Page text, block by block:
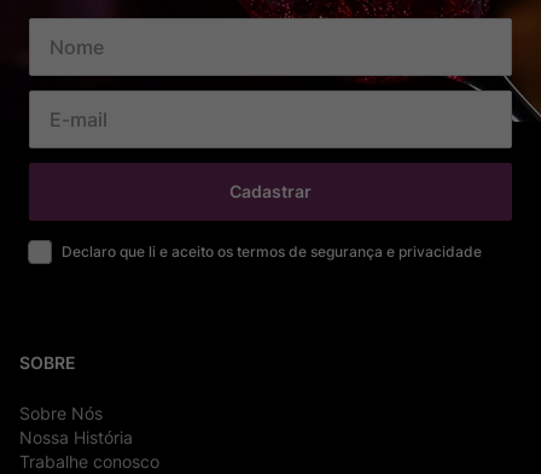
Cadastrar
Declaro que li e aceito os termos de segurança e privacidade
SOBRE
Sobre Nós
Nossa História
Trabalhe conosco